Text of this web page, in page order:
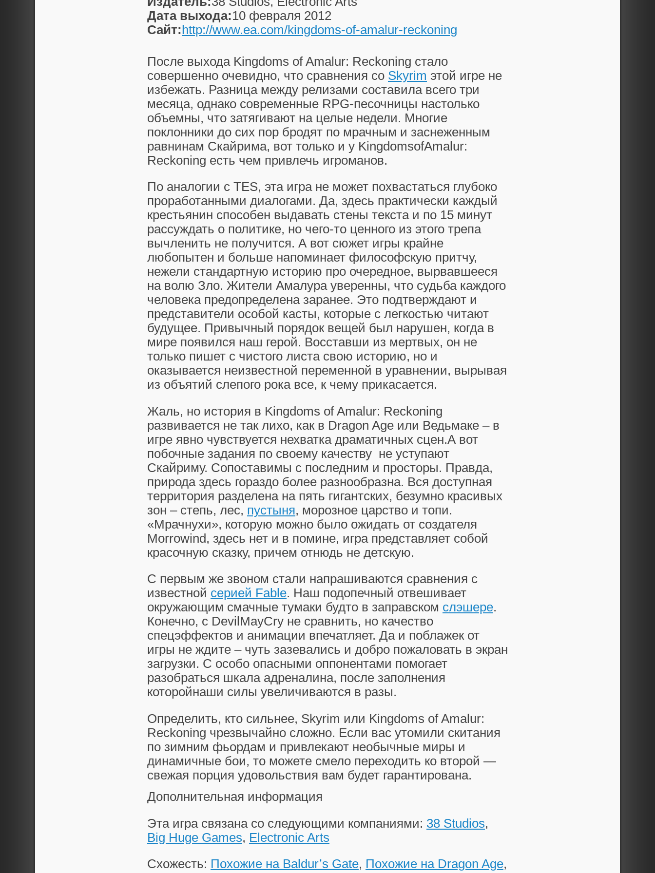
Дата выхода:10 февраля 2012
Сайт: http://www.ea.com/kingdoms-of-amalur-reckoning
После выхода Kingdoms of Amalur: Reckoning стало
совершенно очевидно, что сравнения со Skyrim этой игре не
избежать. Разница между релизами составила всего три
месяца, однако современные RPG-песочницы настолько
объемны, что затягивают на целые недели. Многие
поклонники до сих пор бродят по мрачным и заснеженным
равнинам Скайрима, вот только и у KingdomsofAmalur:
Reckoning есть чем привлечь игроманов.
По аналогии с TES, эта игра не может похвастаться глубоко
проработанными диалогами. Да, здесь практически каждый
крестьянин способен выдавать стены текста и по 15 минут
рассуждать о политике, но чего-то ценного из этого трепа
вычленить не получится. А вот сюжет игры крайне
любопытен и больше напоминает философскую притчу,
нежели стандартную историю про очередное, вырвавшееся
на волю Зло. Жители Амалура уверенны, что судьба каждого
человека предопределена заранее. Это подтверждают и
представители особой касты, которые с легкостью читают
будущее. Привычный порядок вещей был нарушен, когда в
мире появился наш герой. Восставши из мертвых, он не
только пишет с чистого листа свою историю, но и
оказывается неизвестной переменной в уравнении, вырывая
из объятий слепого рока все, к чему прикасается.
Жаль, но история в Kingdoms of Amalur: Reckoning
развивается не так лихо, как в Dragon Age или Ведьмаке – в
игре явно чувствуется нехватка драматичных сцен.А вот
побочные задания по своему качеству не уступают
Скайриму. Сопоставимы с последним и просторы. Правда,
природа здесь гораздо более разнообразна. Вся доступная
территория разделена на пять гигантских, безумно красивых
зон – степь, лес, пустыня, морозное царство и топи.
«Мрачнухи», которую можно было ожидать от создателя
Morrowind, здесь нет и в помине, игра представляет собой
красочную сказку, причем отнюдь не детскую.
С первым же звоном стали напрашиваются сравнения с
известной серией Fable. Наш подопечный отвешивает
окружающим смачные тумаки будто в заправском слэшере.
Конечно, с DevilMayCry не сравнить, но качество
спецэффектов и анимации впечатляет. Да и поблажек от
игры не ждите – чуть зазевались и добро пожаловать в экран
загрузки. С особо опасными оппонентами помогает
разобраться шкала адреналина, после заполнения
которойнаши силы увеличиваются в разы.
Определить, кто сильнее, Skyrim или Kingdoms of Amalur:
Reckoning чрезвычайно сложно. Если вас утомили скитания
по зимним фьордам и привлекают необычные миры и
динамичные бои, то можете смело переходить ко второй —
свежая порция удовольствия вам будет гарантирована.
Дополнительная информация
Эта игра связана со следующими компаниями: 38 Studios,
Big Huge Games, Electronic Arts
Схожесть: Похожие на Baldur’s Gate, Похожие на Dragon Age,